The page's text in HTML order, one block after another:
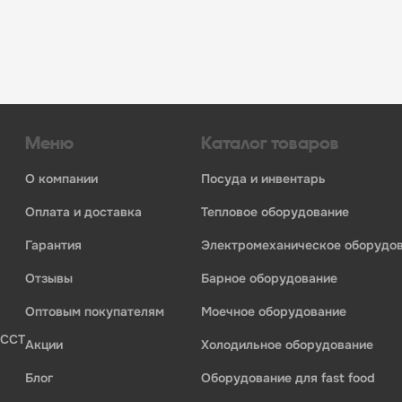
ССТ
Меню
о компании
оплата и доставка
гарантия
отзывы
оптовым покупателям
акции
блог
Каталог товаров
посуда и инвентарь
тепловое оборудование
электромеханическое
барное оборудование
моечное оборудование
холодильное оборудование
оборудование для fast food